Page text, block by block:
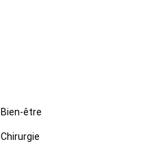
Bien-être
Chirurgie